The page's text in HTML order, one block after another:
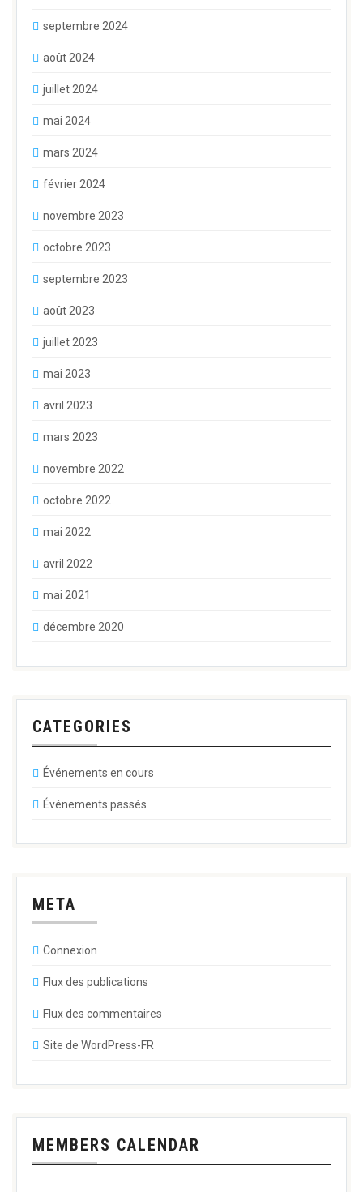
septembre 2024
août 2024
juillet 2024
mai 2024
mars 2024
février 2024
novembre 2023
octobre 2023
septembre 2023
août 2023
juillet 2023
mai 2023
avril 2023
mars 2023
novembre 2022
octobre 2022
mai 2022
avril 2022
mai 2021
décembre 2020
CATEGORIES
Événements en cours
Événements passés
META
Connexion
Flux des publications
Flux des commentaires
Site de WordPress-FR
MEMBERS CALENDAR